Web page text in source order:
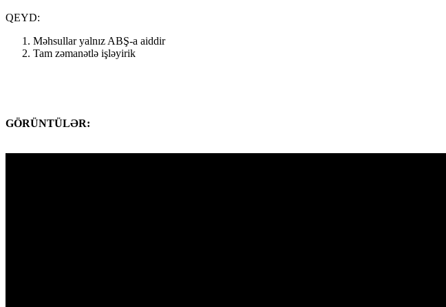
QEYD:
Məhsullar yalnız ABŞ-a aiddir
Tam zəmanətlə işləyirik
GÖRÜNTÜLƏR: